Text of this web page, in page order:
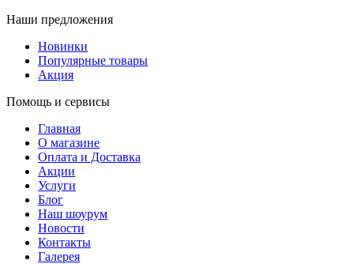
Наши предложения
Новинки
Популярные товары
Акция
Помощь и сервисы
Главная
О магазине
Оплата и Доставка
Акции
Услуги
Блог
Наш шоурум
Новости
Контакты
Галерея